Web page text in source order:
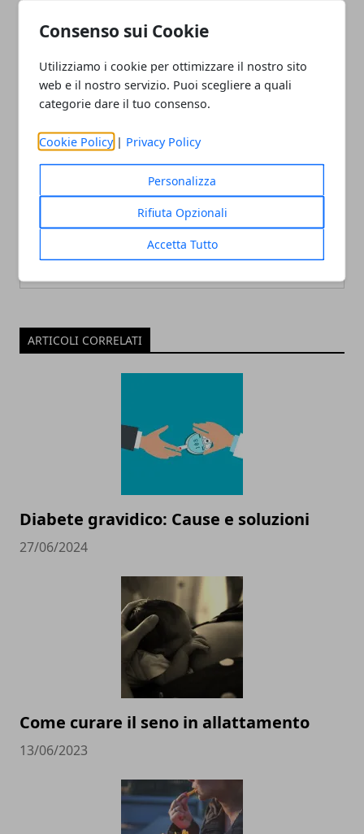
Consenso sui Cookie
Utilizziamo i cookie per ottimizzare il nostro sito
web e il nostro servizio. Puoi scegliere a quali
categorie dare il tuo consenso.
Cookie Policy | Privacy Policy
Personalizza
Rifiuta Opzionali
Accetta Tutto
Articolo Precedente
La natura è una foresta di
simboli: l’acqua, principio
Articolo Successivo
Redazione
ARTICOLI CORRELATI
Diabete gravidico: Cause e soluzioni
27/06/2024
Come curare il seno in allattamento
13/06/2023